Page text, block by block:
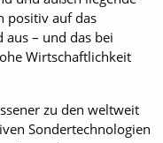
positiv auf das
– und das bei
Wirtschaftlichkeit
zu den weltweit
Sondertechnologien